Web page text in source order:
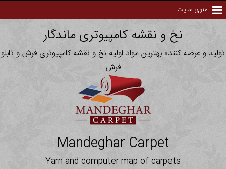
منوی سایت
نخ و نقشه کامپیوتری ماندگار
تولید و عرضه کننده بهترین مواد اولیه نخ و نقشه کامپیوتری فرش و تابلو
فرش
Mandeghar Carpet
Yarn and computer map of carpets